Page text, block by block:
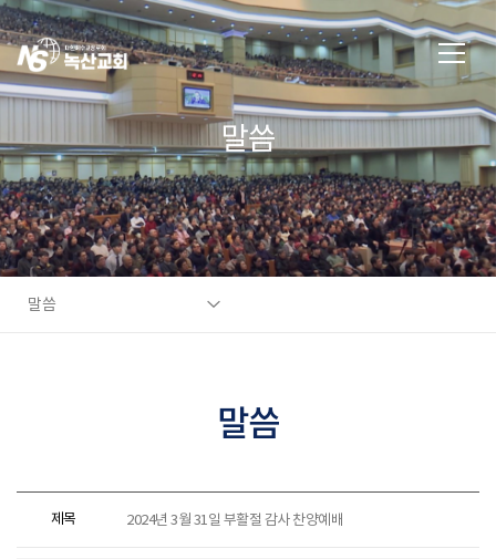
말씀
말씀
말씀
제목 2024년 3월 31일 부활절 감사 찬양예배